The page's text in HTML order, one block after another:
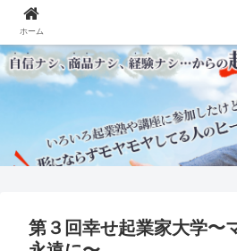
第３回幸せ起業家大学〜
ホーム